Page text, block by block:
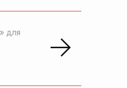
для